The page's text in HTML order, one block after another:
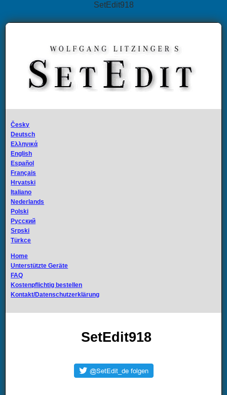
SetEdit918
Česky
Deutsch
Ελληνικά
English
Español
Français
Hrvatski
Italiano
Nederlands
Polski
Русский
Srpski
Türkce
Home
Unterstützte Geräte
FAQ
Kostenpflichtig bestellen
Kontakt/Datenschutzerklärung
SetEdit918